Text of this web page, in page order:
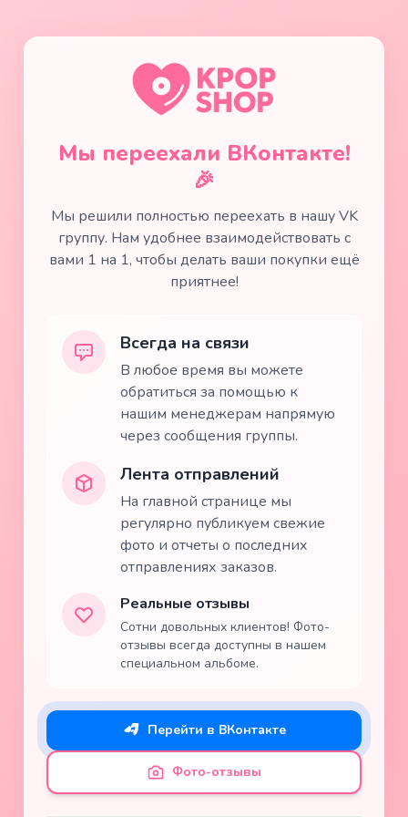
Мы переехали ВКонтакте!
🎉
Мы решили полностью переехать в нашу VK
группу. Нам удобнее взаимодействовать с
вами 1 на 1, чтобы делать ваши покупки ещё
приятнее!
Всегда на связи
В любое время вы можете
обратиться за помощью к
нашим менеджерам напрямую
через сообщения группы.
Лента отправлений
На главной странице мы
регулярно публикуем свежие
фото и отчеты о последних
отправлениях заказов.
Реальные отзывы
Сотни довольных клиентов! Фото-
отзывы всегда доступны в нашем
специальном альбоме.
Перейти в ВКонтакте
Фото-отзывы